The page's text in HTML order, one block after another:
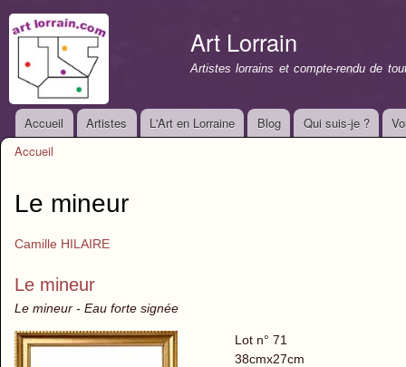
Art Lorrain
Artistes lorrains et compte-rendu de
Menu principal
Accueil Artistes L'Art en Lorraine Blog Qui suis-je ?
Accueil
Le mineur
Camille HILAIRE
Le mineur
Le mineur - Eau forte signée
Lot n° 71
38cmx27cm